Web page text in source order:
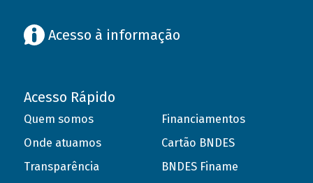
Acesso à informação
Acesso Rápido
Quem somos
Onde atuamos
Transparência
Financiamentos
Cartão BNDES
BNDES Finame